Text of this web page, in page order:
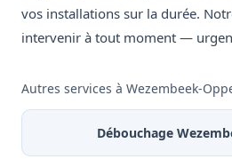
vos installations sur la durée.
intervenir à tout moment —
Autres services à Wezembeek-
Débouchage